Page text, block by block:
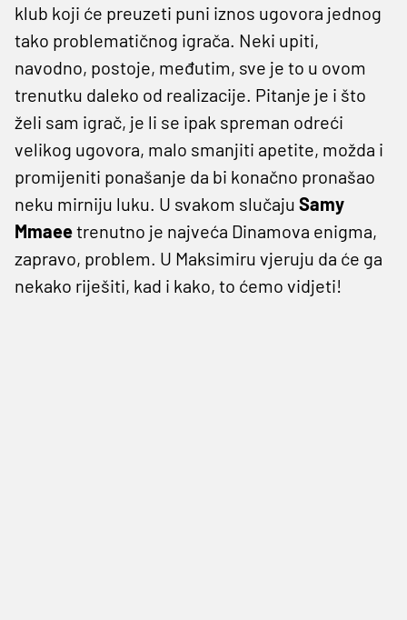
klub koji će preuzeti puni iznos ugovora jednog
tako problematičnog igrača. Neki upiti,
navodno, postoje, međutim, sve je to u ovom
trenutku daleko od realizacije. Pitanje je i što
želi sam igrač, je li se ipak spreman odreći
velikog ugovora, malo smanjiti apetite, možda i
promijeniti ponašanje da bi konačno pronašao
neku mirniju luku. U svakom slučaju Samy
Mmaeetrenutno je najveća Dinamova enigma,
zapravo, problem. U Maksimiru vjeruju da će ga
nekako riješiti, kad i kako, to ćemo vidjeti!